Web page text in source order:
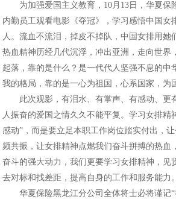
为加强爱国主义教育，10月13日，华夏保
内勤员工观看电影《夺冠》，学习感悟中国女
人。流血不流泪，掉皮不掉队，中国女排用她
热血精神历经几代沉浮，冲出亚洲，走向世界
起落，靠的是什么？是一代代人坚强不息的中
我的格局，靠的是一心为祖国，心系国家，为
此次观影，有泪水、有掌声、有感动、更
人振奋的爱国之情久久不能平复。学习女排精
感动”，而是要立足本职工作岗位踏实付出，
频共振，让女排精神点燃我们奋斗拼搏的热血
奋斗的强大动力，我们更要学习女排精神，见
去对标和找差距，提高自身的工作和服务能力。
华夏保险黑龙江分公司全体将士必将谨记“